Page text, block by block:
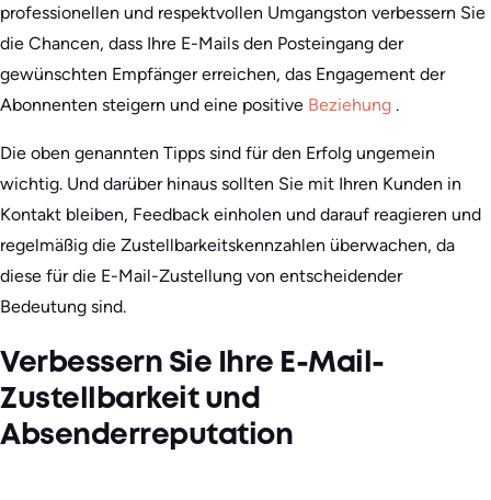
professionellen und respektvollen Umgangston verbessern Sie
die Chancen, dass Ihre E-Mails den Posteingang der
gewünschten Empfänger erreichen, das Engagement der
Abonnenten steigern und eine positive Beziehung .
Die oben genannten Tipps sind für den Erfolg ungemein
wichtig. Und darüber hinaus sollten Sie mit Ihren Kunden in
Kontakt bleiben, Feedback einholen und darauf reagieren und
regelmäßig die Zustellbarkeitskennzahlen überwachen, da
diese für die E-Mail-Zustellung von entscheidender
Bedeutung sind.
Verbessern Sie Ihre E-Mail-
Zustellbarkeit und
Absenderreputation